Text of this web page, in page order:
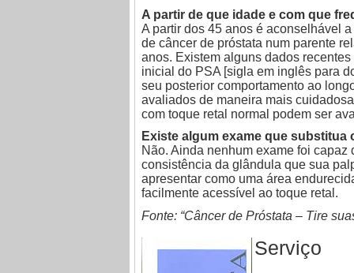
A partir de que idade e com que
A partir dos 45 anos é aconselhável
de câncer de próstata num parente
anos. Existem alguns dados
inicial do PSA [sigla em inglês para
seu posterior comportamento ao
avaliados de maneira mais
com toque retal normal podem ser
Existe algum exame que substitua
Não. Ainda nenhum exame foi
consistência da glândula que sua
apresentar como uma área
facilmente acessível ao toque retal.
Fonte: “Câncer de Próstata – Tire
Serviço